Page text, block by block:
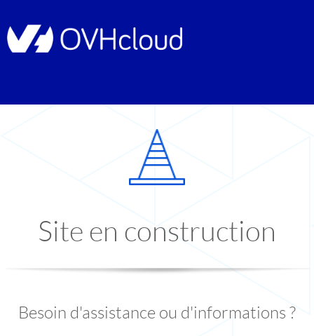
Site en construction
Besoin d'assistance ou d'informations ?